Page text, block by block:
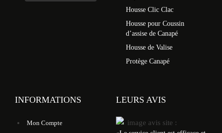
Housse Clic Clac
Housse pour Coussin
d’assise de Canapé
Housse de Valise
Protège Canapé
INFORMATIONS
Mon Compte
LEURS AVIS